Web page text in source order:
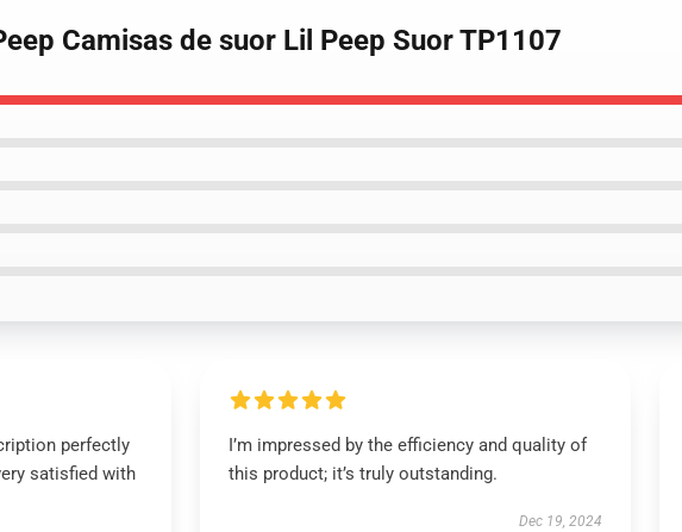
Camisas de suor Lil Peep Suor TP1107
perfectly
satisfied with
I’m impressed by the efficiency and quality of
this product; it’s truly outstanding.
Dec 19, 2024